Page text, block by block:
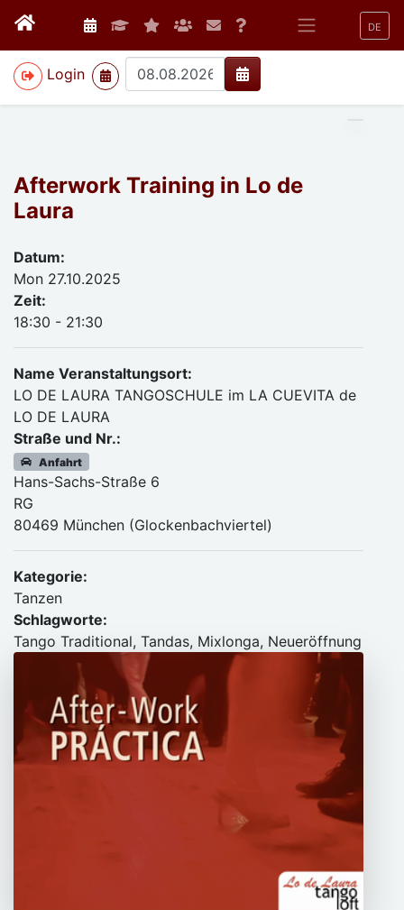
DE
Login
>
Afterwork Training in Lo de
Laura
Datum:
Mon 27.10.2025
Zeit:
18:30 - 21:30
Name Veranstaltungsort:
LO DE LAURA TANGOSCHULE im LA CUEVITA de
LO DE LAURA
Straße und Nr.:
Anfahrt
Hans-Sachs-Straße 6
RG
80469 München (Glockenbachviertel)
Kategorie:
Tanzen
Schlagworte:
Tango Traditional, Tandas, Mixlonga, Neueröffnung